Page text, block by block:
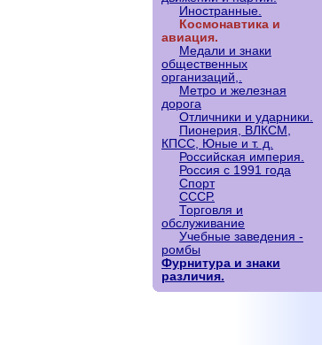
Иностранные.
Космонавтика и
авиация.
Медали и знаки
общественных
организаций,.
Метро и железная
дорога
Отличники и ударники.
Пионерия, ВЛКСМ,
КПСС, Юные и т. д.
Российская империя.
Россия с 1991 года
Спорт
СССР.
Торговля и
обслуживание
Учебные заведения -
ромбы
Фурнитура и знаки
различия.